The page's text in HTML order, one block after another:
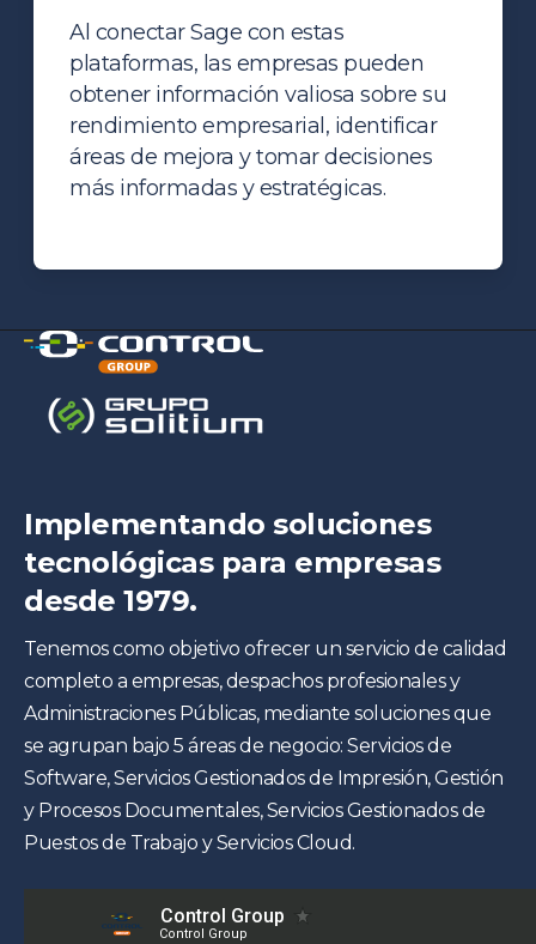
Al conectar Sage con estas
plataformas, las empresas pueden
obtener información valiosa sobre su
rendimiento empresarial, identificar
áreas de mejora y tomar decisiones
más informadas y estratégicas.
Implementando soluciones
tecnológicas para empresas
desde 1979.
Tenemos como objetivo ofrecer un servicio de calidad
completo a empresas, despachos profesionales y
Administraciones Públicas, mediante soluciones que
se agrupan bajo 5 áreas de negocio: Servicios de
Software, Servicios Gestionados de Impresión, Gestión
y Procesos Documentales, Servicios Gestionados de
Puestos de Trabajo y Servicios Cloud.